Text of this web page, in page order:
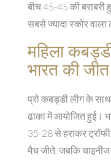
बीच 45-45 की
सबसे ज्यादा स्कोर वाला
महिला
भारत की
प्रो कबड्डी लीग के साथ
ढाका में आयोजित हुई।
35-28 से हराकर ट्रॉफी
मैच जीते, जबकि